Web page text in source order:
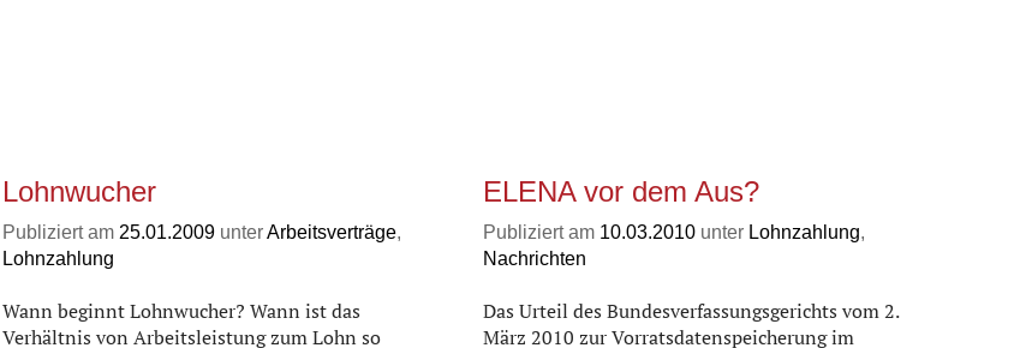
Lohnwucher
Publiziert am 25.01.2009 unterArbeitsverträge,
Lohnzahlung
Wann beginnt Lohnwucher? Wann ist das
Verhältnis von Arbeitsleistung zum Lohn so
ELENA vor dem Aus?
Publiziert am 10.03.2010 unter Lohnzahlung,
Nachrichten
Das Urteil des Bundesverfassungsgerichts vom 2.
März 2010 zur Vorratsdatenspeicherung im